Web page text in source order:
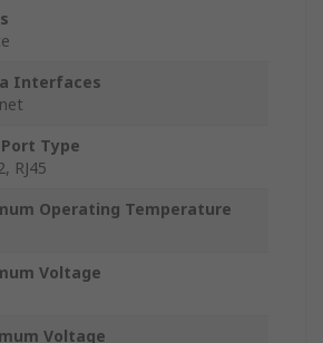
Interfaces
Port Type
RJ45
Operating Temperature
Voltage
Voltage